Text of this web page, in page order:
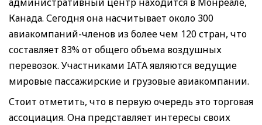
Канада. Сегодня она насчитывает около 300
авиакомпаний-членов из более чем 120 стран, что
составляет 83% от общего объема воздушных
перевозок. Участниками IATA являются ведущие
мировые пассажирские и грузовые авиакомпании.
Стоит отметить, что в первую очередь это торговая
ассоциация. Она представляет интересы своих